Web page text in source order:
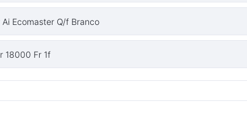
Ecomaster Q/f Branco
18000 Fr 1f